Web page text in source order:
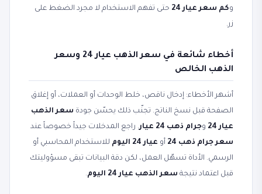
وكم سعر عيار 24
حتى تفهم الاستخدام لا مجرد الضغط على
زر.
أخطاء شائعة في سعر الذهب عيار 24 وسعر
الذهب الخالص
أشهر الأخطاء: إدخال ناقص، خلط الوحدات أو العملات، أو إغلاق
الصفحة قبل نسخ الناتج. تجنّب ذلك يحسّن جودة سعر الذهب
عيار 24
وجرام ذهب 24 عيار
. راجع المدخلات جيداً خصوصاً عند
سعر جرام ذهب 24
أو عيار 24 اليوم
للاستخدام المحاسبي أو
الرسمي. الأداة تسهّل العمل، لكن دقة البيانات تبقى مسؤوليتك
قبل اعتماد نتيجة سعر الذهب عيار 24 اليوم .